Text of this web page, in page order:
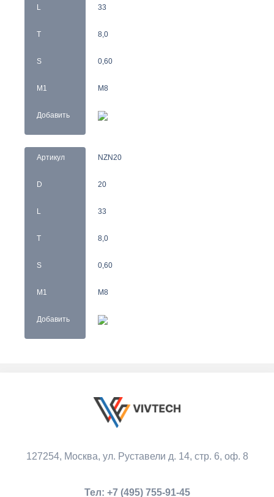
L
T
S
M1
Добавить
33
8,0
0,60
M8
Артикул
D
L
T
S
M1
Добавить
NZN20
20
33
8,0
0,60
M8
127254, Москва, ул. Руставели д. 14, стр. 6, оф. 8
Тел: +7 (495) 755-91-45